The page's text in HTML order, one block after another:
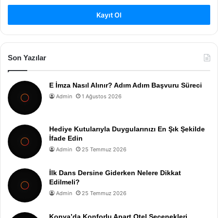
Kayıt Ol
Son Yazılar
E İmza Nasıl Alınır? Adım Adım Başvuru Süreci
Admin 1 Ağustos 2026
Hediye Kutularıyla Duygularınızı En Şık Şekilde
İfade Edin
Admin 25 Temmuz 2026
İlk Dans Dersine Giderken Nelere Dikkat
Edilmeli?
Admin 25 Temmuz 2026